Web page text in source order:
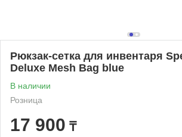
Рюкзак-сетка для инвентаря
Deluxe Mesh Bag blue
В наличии
Розница
17 900 ₸